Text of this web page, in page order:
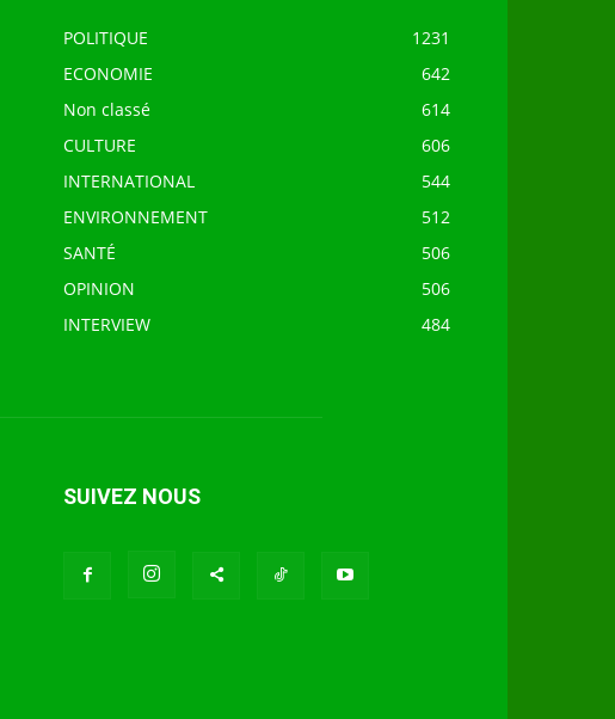
POLITIQUE
1231
ECONOMIE
642
Non classé
614
CULTURE
606
INTERNATIONAL
544
ENVIRONNEMENT
512
SANTÉ
506
OPINION
506
INTERVIEW
484
SUIVEZ NOUS